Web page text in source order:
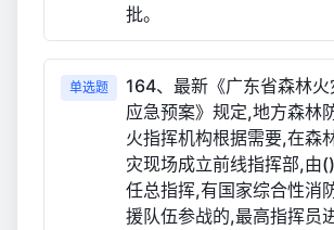
批。
单选题
164、最新《广东省森林火
应急预案》规定,地方森林
火指挥机构根据需要,在森
灾现场成立前线指挥部,由
任总指挥,有国家综合性消
援队伍参战的,最高指挥员